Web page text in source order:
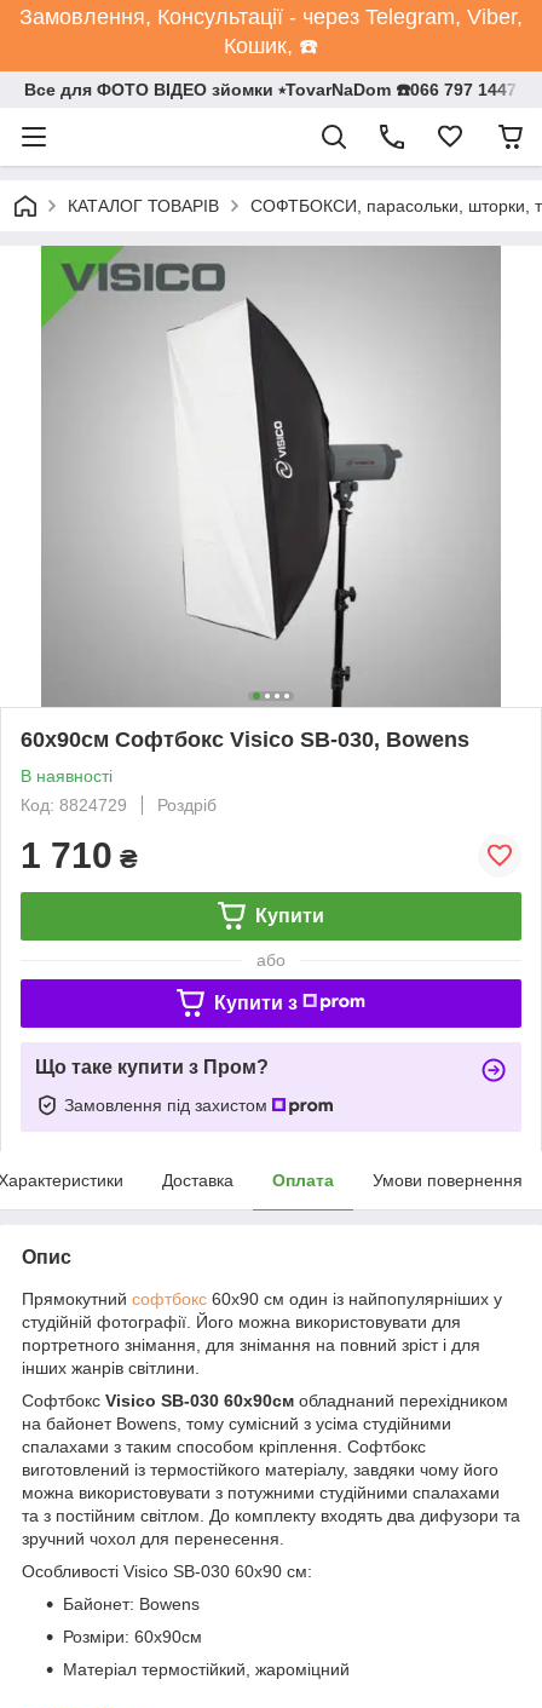
Замовлення, Консультації - через Telegram, Viber,
Кошик, ☎️
Все для ФОТО ВІДЕО зйомки ⭒TovarNaDom ☎️066 797 1447
КАТАЛОГ ТОВАРІВ СОФТБОКСИ, парасольки, шторки,
60х90см Софтбокс Visico SB-030, Bowens
В наявності
Код: 8824729
Роздріб
1 710 ₴
Купити
або
Купити з
Що таке купити з Пром?
Замовлення під захистом
Доставка Оплата Умови повернення
Опис
Прямокутний софтбокс 60x90 см один із найпопулярніших у
студійній фотографії. Його можна використовувати для
портретного знімання, для знімання на повний зріст і для
інших жанрів світлини.
Софтбокс Visico SB-030 60х90см обладнаний перехідником
на байонет Bowens, тому сумісний з усіма студійними
спалахами з таким способом кріплення. Софтбокс
виготовлений із термостійкого матеріалу, завдяки чому його
можна використовувати з потужними студійними спалахами
та з постійним світлом. До комплекту входять два дифузори та
зручний чохол для перенесення.
Особливості Visico SB-030 60х90 см:
Байонет: Bowens
Розміри: 60x90см
Матеріал термостійкий, жароміцний